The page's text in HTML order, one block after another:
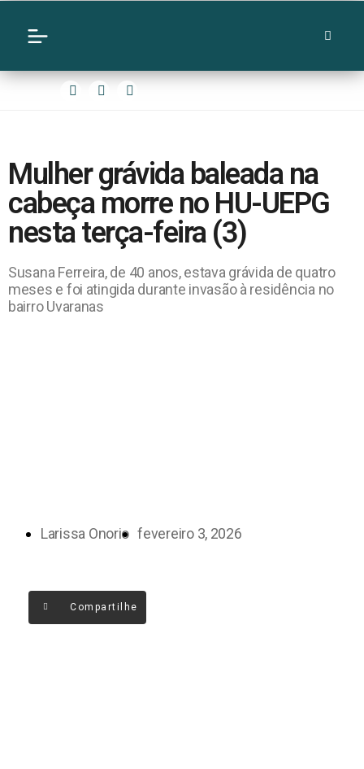
Mulher grávida baleada na
cabeça morre no HU-UEPG
nesta terça-feira (3)
Susana Ferreira, de 40 anos, estava grávida de quatro
meses e foi atingida durante invasão à residência no
bairro Uvaranas
Larissa Onorio fevereiro 3, 2026
Compartilhe